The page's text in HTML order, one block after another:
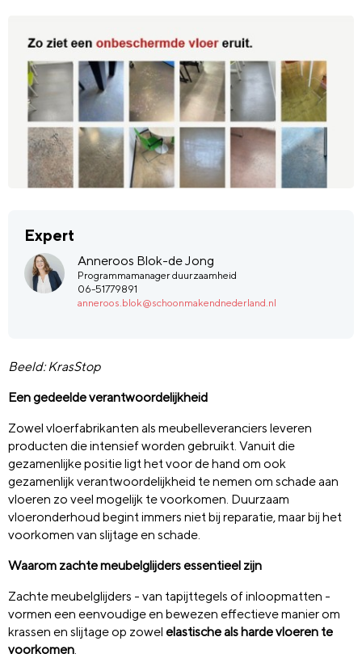
Expert
Anneroos Blok-de Jong
Programmamanager duurzaamheid
06-51779891
anneroos.blok@schoonmakendnederland.nl
Beeld: KrasStop
Een gedeelde verantwoordelijkheid
Zowel vloerfabrikanten als meubelleveranciers leveren
producten die intensief worden gebruikt. Vanuit die
gezamenlijke positie ligt het voor de hand om ook
gezamenlijk verantwoordelijkheid te nemen om schade aan
vloeren zo veel mogelijk te voorkomen. Duurzaam
vloeronderhoud begint immers niet bij reparatie, maar bij het
voorkomen van slijtage en schade.
Waarom zachte meubelglijders essentieel zijn
Zachte meubelglijders - van tapijttegels of inloopmatten -
vormen een eenvoudige en bewezen effectieve manier om
krassen en slijtage op zowel elastische als harde vloeren te
voorkomen.